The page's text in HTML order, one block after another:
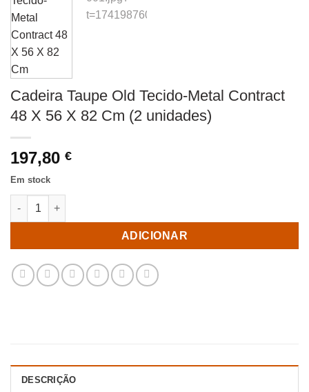
Cadeira Taupe Old Tecido-Metal Contract
48 X 56 X 82 Cm (2 unidades)
197,80 €
Em stock
Quantidade de Cadeira Taupe Old Tecido-Metal Contract 48 X
ADICIONAR
DESCRIÇÃO